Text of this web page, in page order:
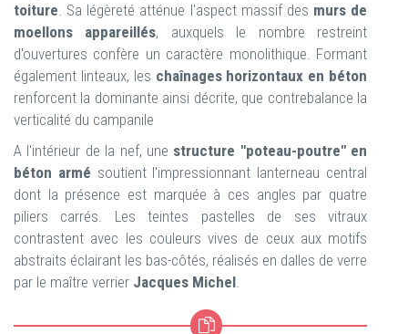
toiture. Sa légèreté atténue l'aspect massif des murs de
moellons appareillés, auxquels le nombre restreint
d'ouvertures confère un caractère monolithique. Formant
également linteaux, les chaînages horizontaux en béton
renforcent la dominante ainsi décrite, que contrebalance la
verticalité du campanile
A l'intérieur de la nef, une structure "poteau-poutre" en
béton armé soutient l'impressionnant lanterneau central
dont la présence est marquée à ces angles par quatre
piliers carrés. Les teintes pastelles de ses vitraux
contrastent avec les couleurs vives de ceux aux motifs
abstraits éclairant les bas-côtés, réalisés en dalles de verre
par le maître verrier Jacques Michel.